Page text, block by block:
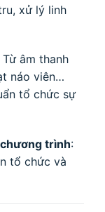
xử lý linh
Từ âm thanh
náo viên…
tổ chức sự
trình:
tổ chức và